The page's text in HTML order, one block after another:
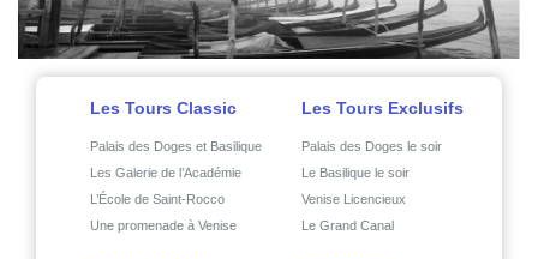
Les Tours Classic
Palais des Doges et Basilique
Les Galerie de l’Académie
L’École de Saint-Rocco
Une promenade à Venise
Les Tours Exclusifs
Palais des Doges le soir
Le Basilique le soir
Venise Licencieux
Le Grand Canal